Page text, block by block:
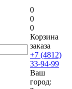
0
0
0
Корзина
заказа
+7 (4812)
33-94-99
Ваш
город: